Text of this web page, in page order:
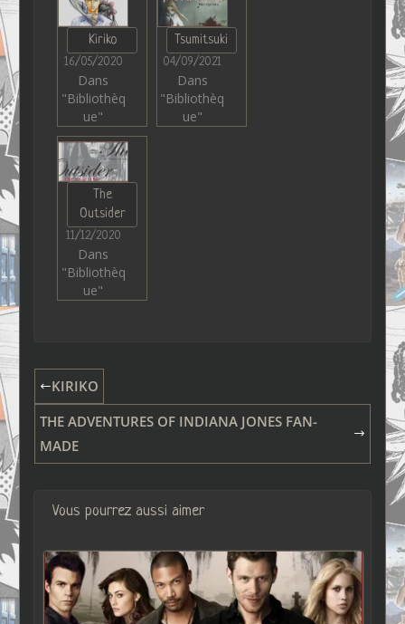
Kiriko
16/05/2020
Dans
"Bibliothèq
ue"
Tsumitsuki
04/09/2021
Dans
"Bibliothèq
ue"
The
Outsider
11/12/2020
Dans
"Bibliothèq
ue"
KIRIKO
THE ADVENTURES OF INDIANA JONES FAN-
MADE
Vous pourrez aussi aimer